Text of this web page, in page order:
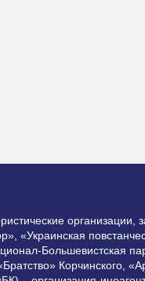
«Украинская
Большевистская
Корчинского,